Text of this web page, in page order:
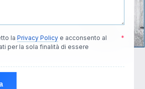
la Privacy Policy e acconsento al
per la sola finalità di essere
*